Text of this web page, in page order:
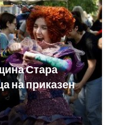
Стара
на приказен